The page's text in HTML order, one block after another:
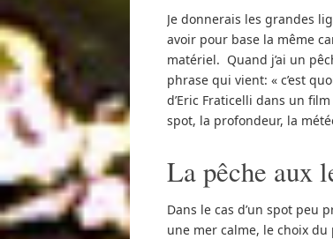
Je donnerais les grandes
avoir pour base la même
matériel. Quand j’ai un
phrase qui vient: « c’est
d’Eric Fraticelli dans un
spot, la profondeur, la
La pêche aux
Dans le cas d’un spot peu
une mer calme, le choix